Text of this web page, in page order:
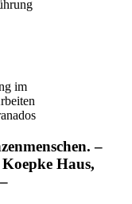
im
–
Haus,